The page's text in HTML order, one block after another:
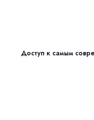
Доступ к самым